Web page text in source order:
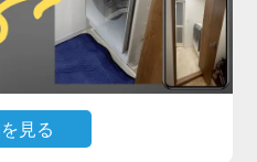
との距離を慎重に測りな
整し、無事に搬入・設置
は3,980円～で、T様にも
。
見る